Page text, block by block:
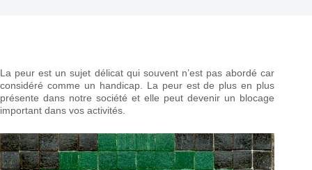
La peur est un sujet délicat qui souvent n’est pas abordé car
considéré comme un handicap. La peur est de plus en plus
présente dans notre société et elle peut devenir un blocage
important dans vos activités.